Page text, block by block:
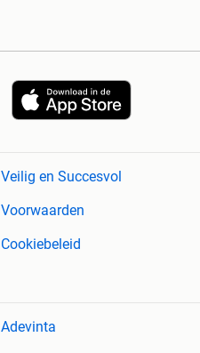
Veilig en Succesvol
Voorwaarden
Cookiebeleid
Adevinta